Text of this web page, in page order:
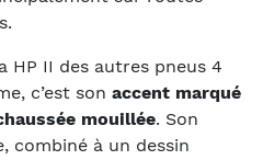
HP II des autres pneus 4
c’est son accent marqué
mouillée. Son
combiné à un dessin